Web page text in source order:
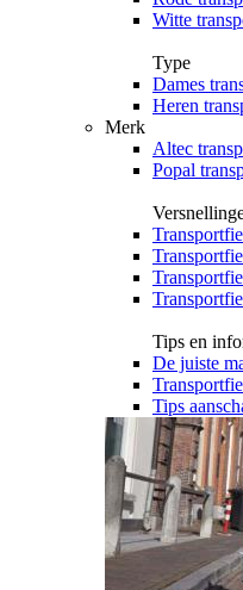
Witte
Type
Dames
Heren
Merk
Altec
Popal
Tips en
De juiste
Tips